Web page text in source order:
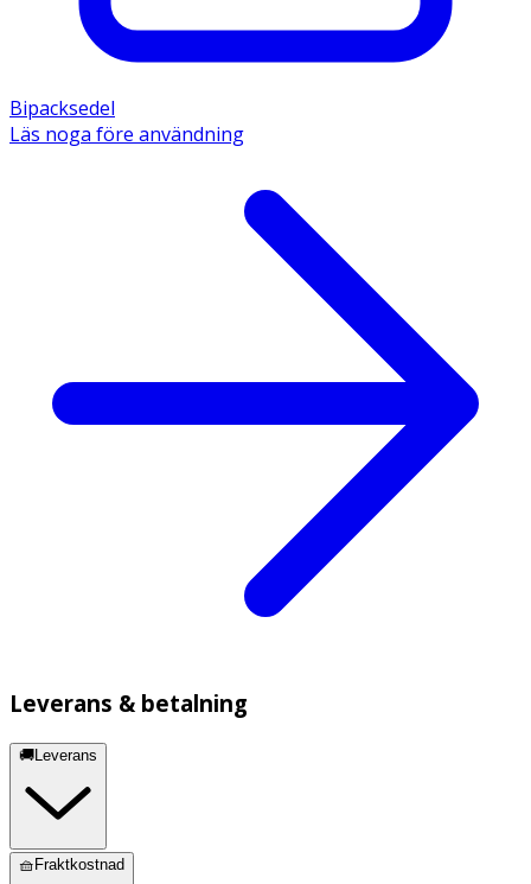
Bipacksedel
Läs noga före användning
Leverans & betalning
🚚Leverans
🧺Fraktkostnad